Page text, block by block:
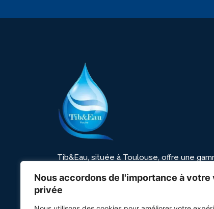
Nous accordons de l'importance à votre
privée
Tib&Eau, située à Toulouse, offre une
pose de liner, la rénovation, et bien plus.
nous engageons à fournir qualité,